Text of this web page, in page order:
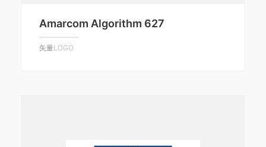
Amarcom Algorithm 627
矢量LOGO